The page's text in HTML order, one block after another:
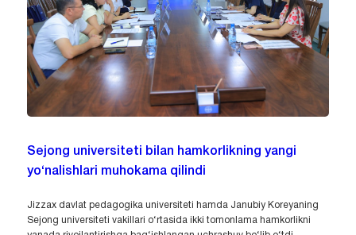
Sejong universiteti bilan hamkorlikning yangi
yo‘nalishlari muhokama qilindi
Jizzax davlat pedagogika universiteti hamda Janubiy Koreyaning
Sejong universiteti vakillari o‘rtasida ikki tomonlama hamkorlikni